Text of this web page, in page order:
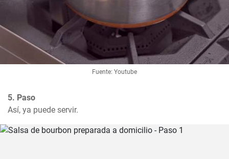
Fuente: Youtube
5. Paso
Así, ya puede servir.